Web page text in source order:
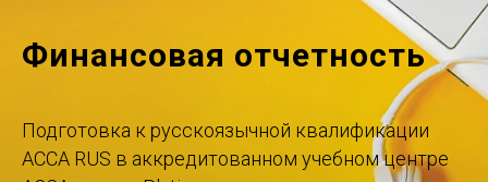
Финансовая отчетность
Подготовка к русскоязычной квалификации
ACCA RUS в аккредитованном учебном центре